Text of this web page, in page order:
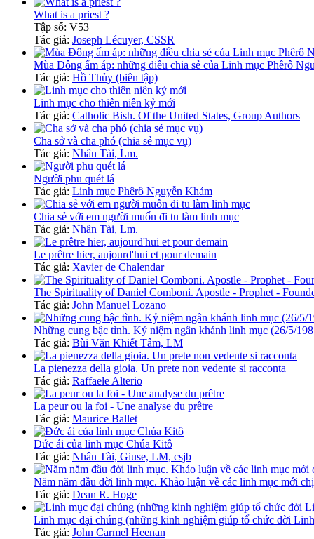
What is a priest ?
Tập số: V53
Tác giả: Joseph Lécuyer, CSSR
Mùa Đông ấm áp: những điều chia sẻ của Linh mục Phêrô
Tác giả: Hồ Thủy (biên tập)
Linh mục cho thiên niên kỷ mới
Tác giả: Catholic Bish. Of the United States, Group Authors
Cha sở và cha phó (chia sẻ mục vụ)
Tác giả: Nhân Tài, Lm.
Người phu quét lá
Tác giả: Linh mục Phêrô Nguyễn Khảm
Chia sẻ với em người muốn đi tu làm linh mục
Tác giả: Nhân Tài, Lm.
Le prêtre hier, aujourd'hui et pour demain
Tác giả: Xavier de Chalendar
The Spirituality of Daniel Comboni. Apostle - Prophet -
Tác giả: John Manuel Lozano
Những cung bậc tình. Kỷ niệm ngân khánh linh mục (26/5/
Tác giả: Bùi Văn Khiết Tâm, LM
La pienezza della gioia. Un prete non vedente si racconta
Tác giả: Raffaele Alterio
La peur ou la foi - Une analyse du prêtre
Tác giả: Maurice Ballet
Đức ái của linh mục Chúa Kitô
Tác giả: Nhân Tài, Giuse, LM, csjb
Năm năm đầu đời linh mục. Khảo luận về các linh mục mới
Tác giả: Dean R. Hoge
Linh mục đại chúng (những kinh nghiệm giúp tổ chức đời
Tác giả: John Carmel Heenan